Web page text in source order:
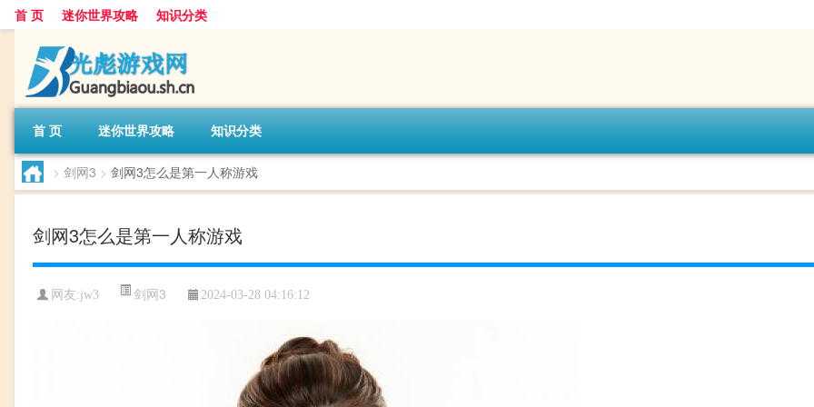
首 页 迷你世界攻略 知识分类
首 页 迷你世界攻略 知识分类
> 剑网3 > 剑网3怎么是第一人称游戏
剑网3怎么是第一人称游戏
网友:jw3 剑网3 2024-03-28 04:16:12